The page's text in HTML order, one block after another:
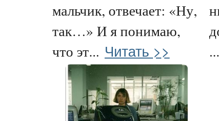
мальчик, отвечает: «Ну,
так…» И я понимаю,
что эт... Читать >>
...